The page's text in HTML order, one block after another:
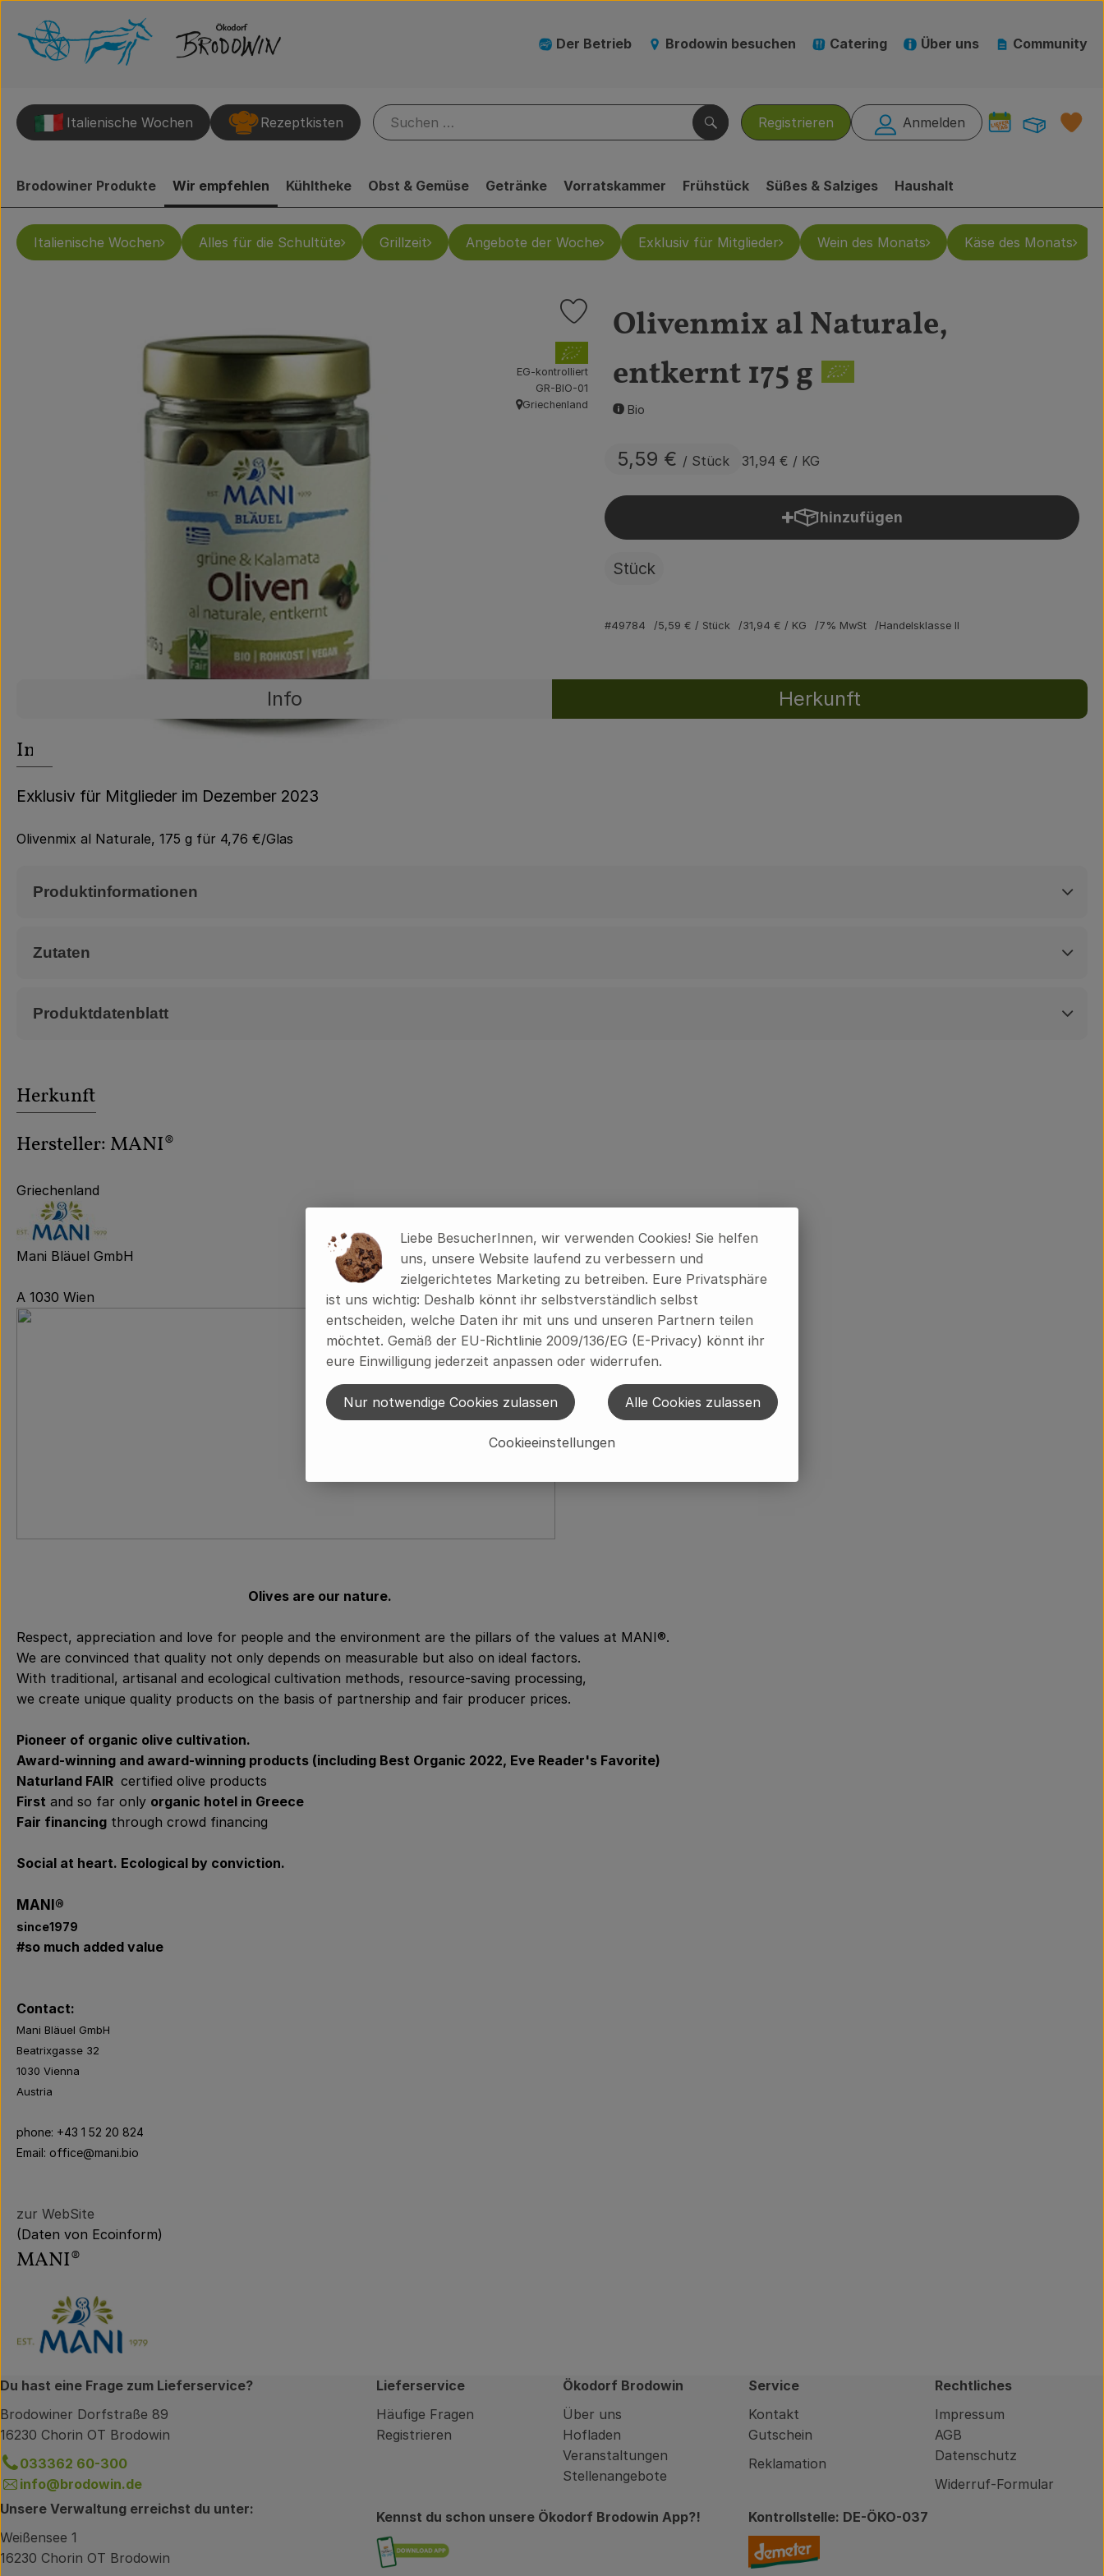
Der Betrieb Brodowin besuchen Catering Über uns Community
Registrieren Anmelden
Suchen
Italienische Wochen Rezeptkisten
Brodowiner Produkte Wir empfehlen Kühltheke Obst & Gemüse Getränke Vorratskammer Frühstück Süßes & Salziges Haushalt
Italienische Wochen Alles für die Schultüte Grillzeit Angebote der Woche Exklusiv für Mitglieder Wein des Monats Käse des Monats
Olivenmix al Naturale,
entkernt 175 g
Bio
5,59 € / Stück 31,94 € / KG
Produkt zu Favouriten hinzufügen
, Verband:
EG-kontrolliert
, Kontrollstelle:
GR-BIO-01
, Herkunft:
Griechenland
hinzufügen
Produkt zum Warenkorb hinzufügen
Stück
#49784 5,59 € / Stück 31,94 € / KG 7% MwSt Handelsklasse II
Rezepte
Info Herkunft
Entdecke passende RezepteEs wurden keine passenden Rezepte gefunden.
Info
Exklusiv für Mitglieder im Dezember 2023
Olivenmix al Naturale, 175 g für 4,76 €/Glas
Produktinformationen
Zutaten
Produktdatenblatt
Herkunft
Hersteller: MANI®
Griechenland
Mani Bläuel GmbH
A 1030 Wien
Olives are our nature.
Respect, appreciation and love for people and the environment are the pillars of the values at MANI®.
We are convinced that quality not only depends on measurable but also on ideal factors.
With traditional, artisanal and ecological cultivation methods, resource-saving processing,
we create unique quality products on the basis of partnership and fair producer prices.
Pioneer of organic olive cultivation.
Award-winning and award-winning products (including Best Organic 2022, Eve Reader's Favorite)
Naturland FAIR certified olive products
First and so far only organic hotel in Greece
Fair financing through crowd financing
Social at heart. Ecological by conviction.
MANI®
since1979
#so much added value
Contact:
Mani Bläuel GmbH
Beatrixgasse 32
1030 Vienna
Austria
phone: +43 1 52 20 824
Email: office@mani.bio
zur WebSite
(Daten von Ecoinform)
MANI®
Du hast eine Frage zum Lieferservice?
Brodowiner Dorfstraße 89
16230 Chorin OT Brodowin
033362 60-300
info@brodowin.de
Unsere Verwaltung erreichst du unter:
Weißensee 1
16230 Chorin OT Brodowin
Lieferservice
Häufige Fragen
Registrieren
Ökodorf Brodowin
Über uns
Hofladen
Veranstaltungen
Stellenangebote
Service
Kontakt
Gutschein
Reklamation
Rechtliches
Impressum
AGB
Datenschutz
Widerruf-Formular
Kennst du schon unsere Ökodorf Brodowin App?!
Externer Link zu https://brodowin.de/community/brodowin-app.html
Kontrollstelle: DE-ÖKO-037
Liebe BesucherInnen, wir verwenden Cookies! Sie helfen
uns, unsere Website laufend zu verbessern und
zielgerichtetes Marketing zu betreiben. Eure Privatsphäre
ist uns wichtig: Deshalb könnt ihr selbstverständlich selbst
entscheiden, welche Daten ihr mit uns und unseren Partnern teilen
möchtet. Gemäß der EU-Richtlinie 2009/136/EG (E-Privacy) könnt ihr
eure Einwilligung jederzeit anpassen oder widerrufen.
Cookieeinstellungen
Nur notwendige Cookies zulassen Alle Cookies zulassen